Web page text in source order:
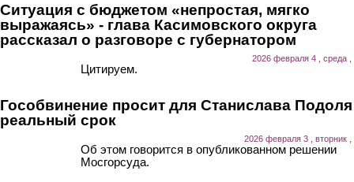
Ситуация с бюджетом «непростая, мягко
выражаясь» - глава Касимовского округа
рассказал о разговоре с губернатором
2026 февраля 4 , среда ,
Цитируем.
Гособвинение просит для Станислава Подоля
реальный срок
2026 февраля 3 , вторник ,
Об этом говорится в опубликованном решении
Мосгорсуда.